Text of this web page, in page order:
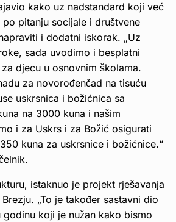
kako uz nadstandard koji već
po pitanju socijale i društvene
i dodatni iskorak. „Uz
sada uvodimo i besplatni
djecu u osnovnim školama.
za novorođenčad na tisuću
uskrsnica i božićnica sa
na 3000 kuna i našim
i za Uskrs i za Božić osigurati
kuna za uskrsnice i božićnice.“
istaknuo je projekt rješavanja
„To je također sastavni dio
godinu koji je nužan kako bismo